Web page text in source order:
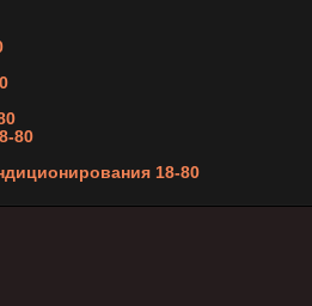
80
18-80